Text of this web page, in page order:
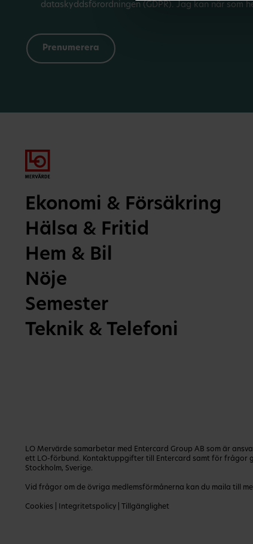
dataskyddsförordningen (GDPR). Jag kan när som
Ekonomi & Försäkring
Hälsa & Fritid
Hem & Bil
Nöje
Semester
Teknik & Telefoni
LO Mervärde samarbetar med Entercard Group AB som är
ett LO-förbund. Kontaktuppgifter till Entercard samt för frågor
Stockholm, Sverige.
Vid frågor om de övriga medlemsförmånerna kan du maila till
Cookies Integritetspolicy Tillgänglighet